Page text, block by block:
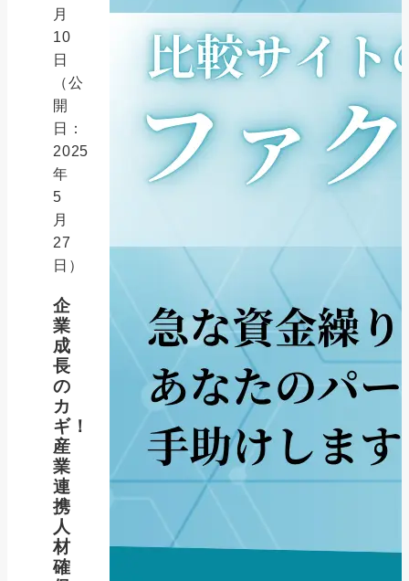
月
10
日
（公
開
日：
2025
年
5
月
27
日）
企
業
成
長
の
カ
ギ！
産
業
連
携
人
材
確